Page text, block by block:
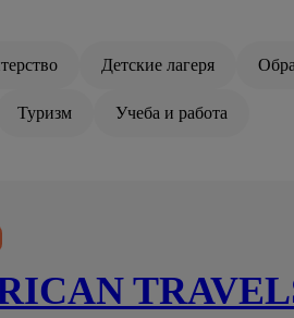
Детские лагеря
Туризм Учеба и работа